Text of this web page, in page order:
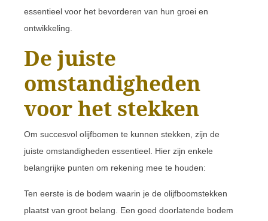
essentieel voor het bevorderen van hun groei en
ontwikkeling.
De juiste
omstandigheden
voor het stekken
Om succesvol olijfbomen te kunnen stekken, zijn de
juiste omstandigheden essentieel. Hier zijn enkele
belangrijke punten om rekening mee te houden:
Ten eerste is de bodem waarin je de olijfboomstekken
plaatst van groot belang. Een goed doorlatende bodem